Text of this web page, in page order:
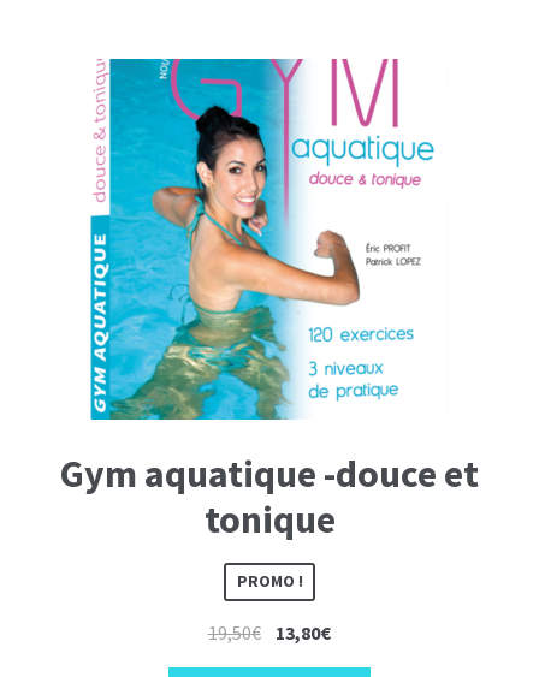
Gym aquatique -douce et
tonique
PROMO !
19,50€ Le13,80€Le